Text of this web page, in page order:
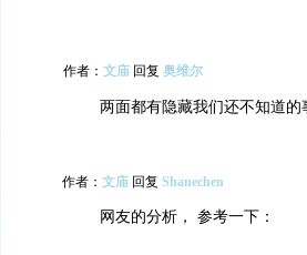
作者： 文庙 回复 奥维尔
两面都有隐藏我们还不知道的
作者： 文庙 回复 Shanechen
网友的分析， 参考一下：